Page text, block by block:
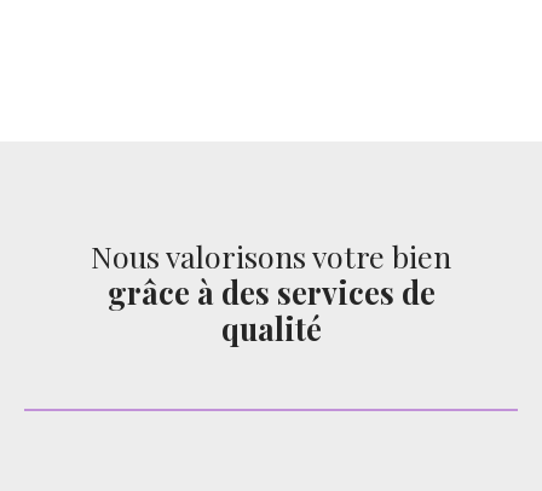
Nous valorisons votre bien
grâce à des services de
qualité